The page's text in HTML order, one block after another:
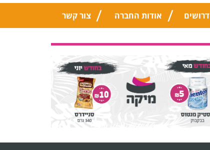
דרושים אודות החברה צור קשר